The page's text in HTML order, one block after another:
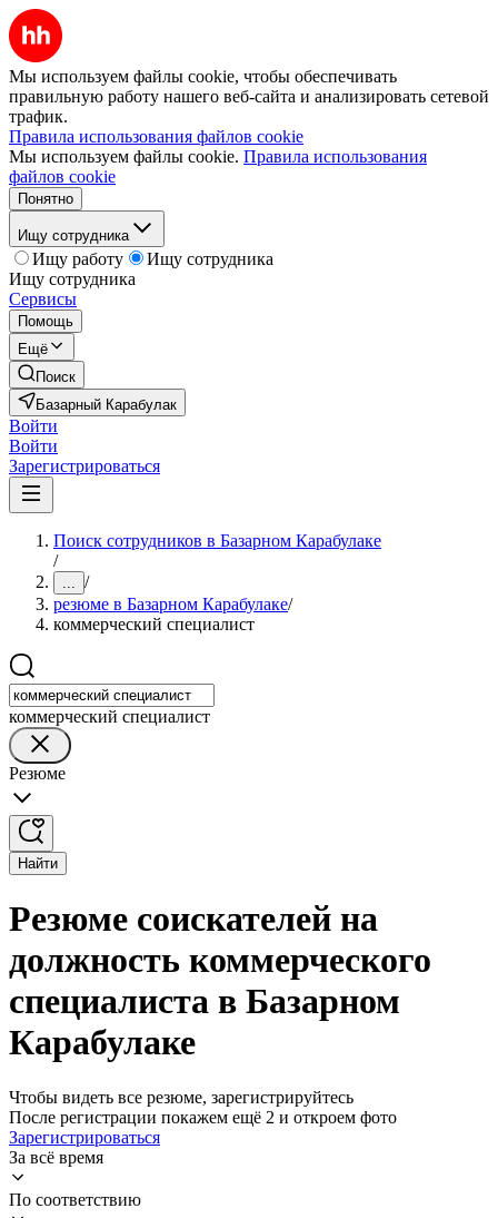
Мы используем файлы cookie, чтобы обеспечивать
правильную работу нашего веб-сайта и анализировать сетевой
трафик.
Правила использования файлов cookie
Мы используем файлы cookie. Правила использования
файлов cookie
Понятно
Ищу сотрудника
Ищу работу
Ищу сотрудника
Ищу сотрудника
Сервисы
Помощь
Ещё
Поиск
Базарный Карабулак
Войти
Войти
Зарегистрироваться
Поиск сотрудников в Базарном Карабулаке
/
... /
резюме в Базарном Карабулаке/
коммерческий специалист
коммерческий специалист
Резюме
Найти
Резюме соискателей на
должность коммерческого
специалиста в Базарном
Карабулаке
Чтобы видеть все резюме, зарегистрируйтесь
После регистрации покажем ещё 2 и откроем фото
Зарегистрироваться
За всё время
По соответствию